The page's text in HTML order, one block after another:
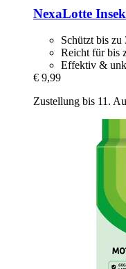
NexaLotte
Schützt bis zu
Reicht für bis
Effektiv &
€ 9,99
Zustellung bis 11.